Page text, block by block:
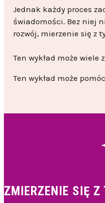
Jednak każdy proces
świadomości. Bez niej
rozwój, mierzenie się z
Ten wykład może wiele
Ten wykład może
ZMIERZENIE SIĘ Z